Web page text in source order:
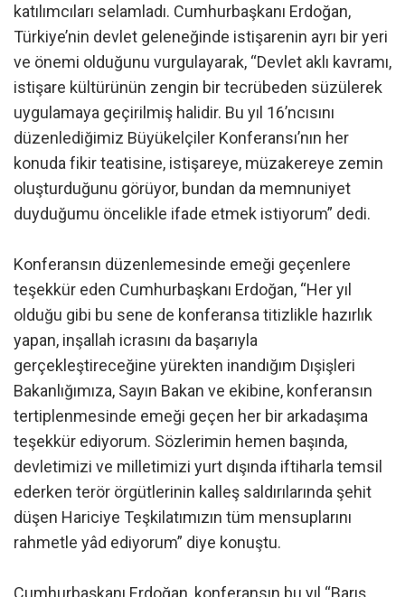
katılımcıları selamladı. Cumhurbaşkanı Erdoğan,
Türkiye’nin devlet geleneğinde istişarenin ayrı bir yeri
ve önemi olduğunu vurgulayarak, “Devlet aklı kavramı,
istişare kültürünün zengin bir tecrübeden süzülerek
uygulamaya geçirilmiş halidir. Bu yıl 16’ncısını
düzenlediğimiz Büyükelçiler Konferansı’nın her
konuda fikir teatisine, istişareye, müzakereye zemin
oluşturduğunu görüyor, bundan da memnuniyet
duyduğumu öncelikle ifade etmek istiyorum” dedi.
Konferansın düzenlemesinde emeği geçenlere
teşekkür eden Cumhurbaşkanı Erdoğan, “Her yıl
olduğu gibi bu sene de konferansa titizlikle hazırlık
yapan, inşallah icrasını da başarıyla
gerçekleştireceğine yürekten inandığım Dışişleri
Bakanlığımıza, Sayın Bakan ve ekibine, konferansın
tertiplenmesinde emeği geçen her bir arkadaşıma
teşekkür ediyorum. Sözlerimin hemen başında,
devletimizi ve milletimizi yurt dışında iftiharla temsil
ederken terör örgütlerinin kalleş saldırılarında şehit
düşen Hariciye Teşkilatımızın tüm mensuplarını
rahmetle yâd ediyorum” diye konuştu.
Cumhurbaşkanı Erdoğan, konferansın bu yıl “Barış,